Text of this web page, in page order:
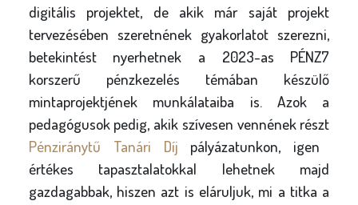
digitális projektet, de akik már saját projekt
tervezésében szeretnének gyakorlatot szerezni,
betekintést nyerhetnek a 2023-as PÉNZ7
korszerű pénzkezelés témában készülő
mintaprojektjének munkálataiba is. Azok a
pedagógusok pedig, akik szívesen vennének részt
Pénziránytű Tanári Díj pályázatunkon, igen
értékes tapasztalatokkal lehetnek majd
gazdagabbak, hiszen azt is eláruljuk, mi a titka a